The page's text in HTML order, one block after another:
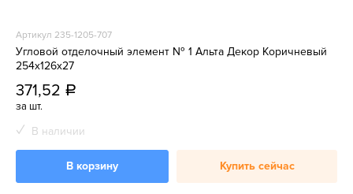
Артикул 235-1205-707
Угловой отделочный элемент № 1 Альта Декор Коричневый
254х126х27
371,52 a
за шт.
В наличии
В корзину Купить сейчас